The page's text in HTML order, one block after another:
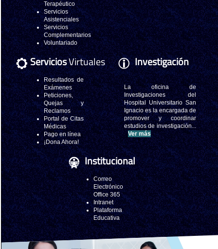
Terapéutico
Servicios
Asistenciales
Servicios
Complementarios
Voluntariado
ServiciosVirtuales
Resultados de
Exámenes
Peticiones,
Quejas y
Reclamos
Portal de Citas
Médicas
Pago en línea
¡Dona Ahora!
Investigación
La oficina de
Investigaciones del
Hospital Universitario San
Ignacio es la encargada de
promover y coordinar
estudios de investigación...
Ver más
Institucional
Correo
Electrónico
Office 365
Intranet
Plataforma
Educativa